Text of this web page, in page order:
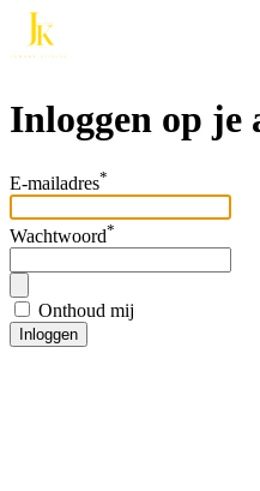
Inloggen op je
E-mailadres*
Wachtwoord*
Onthoud mij
Inloggen